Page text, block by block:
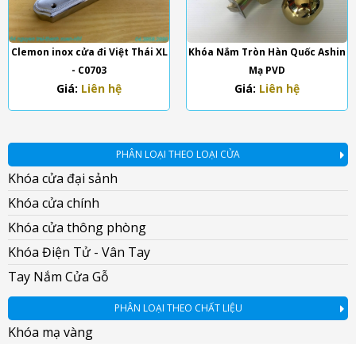
Clemon inox cửa đi Việt Thái XL
- C0703
Giá: Liên hệ
Khóa Nắm Tròn Hàn Quốc Ashin
Mạ PVD
Giá: Liên hệ
PHÂN LOẠI THEO LOẠI CỬA
Khóa cửa đại sảnh
Khóa cửa chính
Khóa cửa thông phòng
Khóa Điện Tử - Vân Tay
Tay Nắm Cửa Gỗ
PHÂN LOẠI THEO CHẤT LIỆU
Khóa mạ vàng